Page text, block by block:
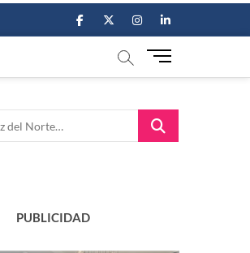
facebook
twitterinstagram
linkedin
M
u
B
u
Buscar
PUBLICIDAD